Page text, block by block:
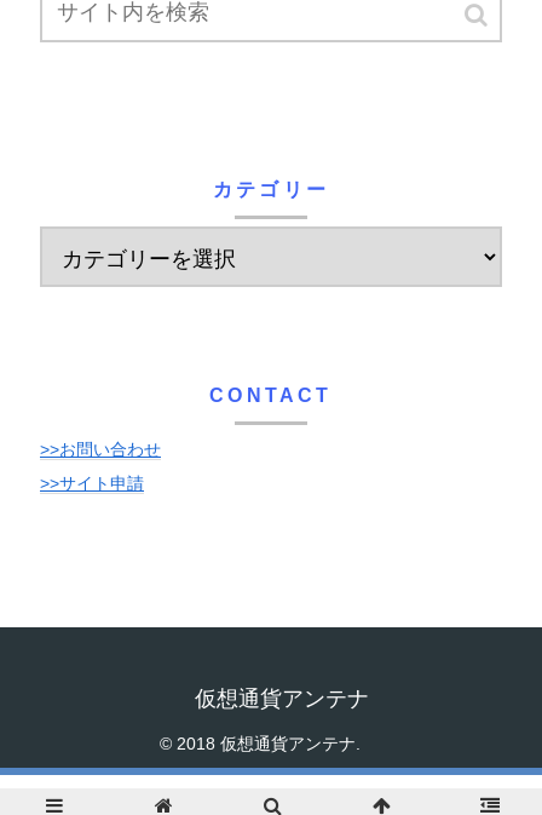
カテゴリー
CONTACT
>>お問い合わせ
>>サイト申請
仮想通貨アンテナ
© 2018 仮想通貨アンテナ.